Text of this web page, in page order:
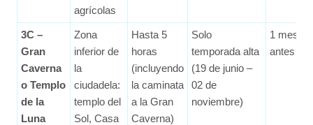
agrícolas
3C –
Gran
Caverna
o Templo
de la
Luna
Zona
inferior de
la
ciudadela:
templo del
Sol, Casa
Hasta 5
horas
(incluyendo
la caminata
a la Gran
Caverna)
Solo
temporada alta
(19 de junio –
02 de
noviembre)
1 mes
antes